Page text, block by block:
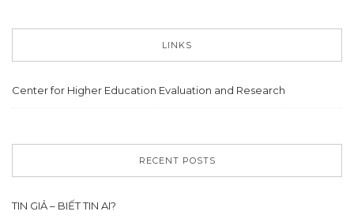
LINKS
Center for Higher Education Evaluation and Research
RECENT POSTS
TIN GIẢ – BIẾT TIN AI?